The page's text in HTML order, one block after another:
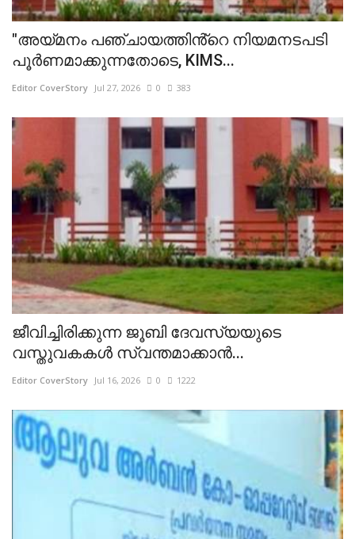
"അയ്മനം പഞ്ചായത്തിൻ്റെ നിയമനടപടി
പൂർണമാക്കുന്നതോടെ, KIMS...
Editor CoverStory Jul 27, 2026 0 383
ജീവിച്ചിരിക്കുന്ന ജൂബി ദേവസ്യയുടെ
വസ്തുവകകൾ സ്വന്തമാക്കാൻ...
Editor CoverStory Jul 16, 2026 0 1222